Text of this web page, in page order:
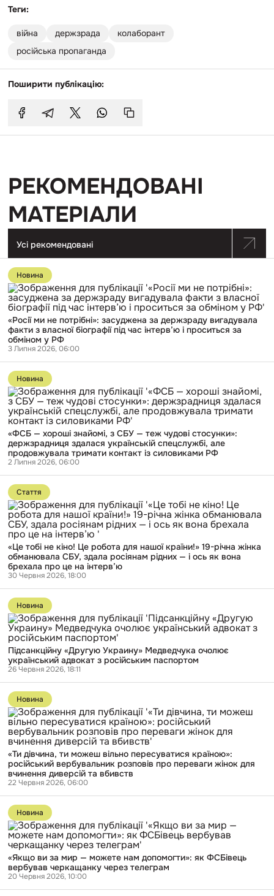
Теги:
війна держзрада
колаборант
російська пропаганда
Поширити публікацію:
РЕКОМЕНДОВАНІ
МАТЕРІАЛИ
Усі рекомендовані
Перейти
до
публікації
«Росії
ми
не
потрібні»:
засуджена
за
держзраду
вигадувала
факти
власної
біографії
під
час
інтерв’ю
проситься
за
обміном
у
РФ
Новина
«Росії ми не потрібні»: засуджена за держзраду вигадувала
факти з власної біографії під час інтерв’ю і проситься за
обміном у РФ
3 Липня 2026, 06:00
Перейти
до
публікації
«ФСБ
хороші
знайомі,
СБУ
теж
чудові
стосунки»:
держзрадниця
здалася
українській
спецслужбі,
але
продовжувала
тримати
контакт
силовиками
РФ
Новина
«ФСБ — хороші знайомі, з СБУ — теж чудові стосунки»:
держзрадниця здалася українській спецслужбі, але
продовжувала тримати контакт із силовиками РФ
2 Липня 2026, 06:00
Перейти
до
публікації
«Це
тобі
не
кіно!
Це
робота
для
нашої
країни!»
19-
річна
жінка
обманювала
СБУ,
здала
росіянам
рідних
і
ось
як
вона
брехала
про
це
на
інтерв’ю
Стаття
«Це тобі не кіно! Це робота для нашої країни!» 19-річна жінка
обманювала СБУ, здала росіянам рідних — і ось як вона
брехала про це на інтерв’ю
30 Червня 2026, 18:00
Перейти
до
публікації
Підсанкційну
«Другую
Украину»
Медведчука
очолює
український
адвокат
російським
паспортом
Новина
Підсанкційну «Другую Украину» Медведчука очолює
український адвокат з російським паспортом
26 Червня 2026, 18:11
Перейти
до
публікації
«Ти
дівчина,
ти
можеш
вільно
пересуватися
країною»:
російський
вербувальник
розповів
про
переваги
жінок
для
вчинення
диверсій
та
вбивств
Новина
«Ти дівчина, ти можеш вільно пересуватися країною»:
російський вербувальник розповів про переваги жінок для
вчинення диверсій та вбивств
22 Червня 2026, 06:00
Перейти
до
публікації
«Якщо
ви
за
мир
можете
нам
Новина
«Якщо ви за мир — можете нам допомогти»: як ФСБівець
вербував черкащанку через телеграм
20 Червня 2026, 10:00